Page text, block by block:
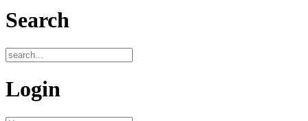
Search
Login